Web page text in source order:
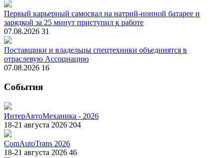
Первый карьерный самосвал на натрий-ионной батарее и
зарядкой за 25 минут приступил к работе
07.08.2026 31
Поставщики и владельцы спецтехники объединятся в
отраслевую Ассоциацию
07.08.2026 16
События
ИнтерАвтоМеханика - 2026
18-21 августа 2026 204
ComAutoTrans 2026
18-21 августа 2026 46